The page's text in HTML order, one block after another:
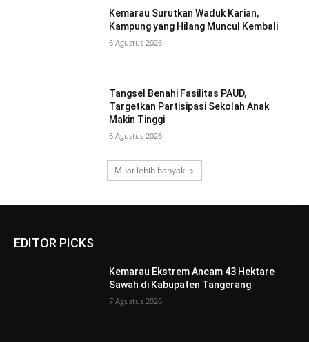
Kemarau Surutkan Waduk Karian,
Kampung yang Hilang Muncul Kembali
6 Agustus 2026
Tangsel Benahi Fasilitas PAUD,
Targetkan Partisipasi Sekolah Anak
Makin Tinggi
6 Agustus 2026
Muat lebih banyak
EDITOR PICKS
Kemarau Ekstrem Ancam 43 Hektare
Sawah di Kabupaten Tangerang
7 Agustus 2026